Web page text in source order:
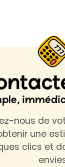
nous de
une
clics et